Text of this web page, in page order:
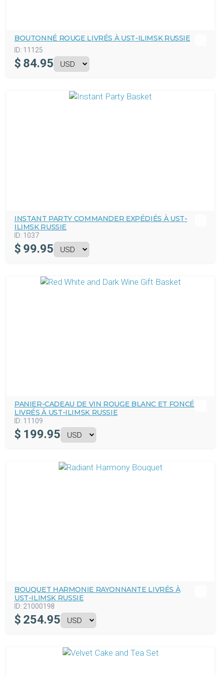
BOUTONNÉ ROUGE LIVRÉS À UST-ILIMSK RUSSIE
ID: 11125
$ 84.95
INSTANT PARTY COMMANDER EXPÉDIÉS À UST-
ILIMSK RUSSIE
ID: 1037
$ 99.95
PANIER-CADEAU DE VIN ROUGE BLANC ET FONCÉ
LIVRÉS À UST-ILIMSK RUSSIE
ID: 11109
$ 199.95
BOUQUET HARMONIE RAYONNANTE LIVRÉS À
UST-ILIMSK RUSSIE
ID: 21000198
$ 254.95